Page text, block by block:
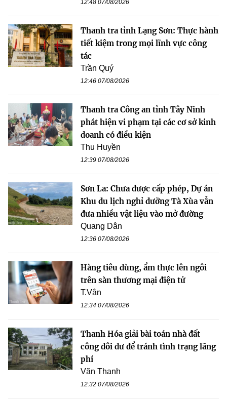
12:48 07/08/2026
Thanh tra tỉnh Lạng Sơn: Thực hành
tiết kiệm trong mọi lĩnh vực công
tác
Trần Quý
12:46 07/08/2026
Thanh tra Công an tỉnh Tây Ninh
phát hiện vi phạm tại các cơ sở kinh
doanh có điều kiện
Thu Huyền
12:39 07/08/2026
Sơn La: Chưa được cấp phép, Dự án
Khu du lịch nghỉ dưỡng Tà Xùa vẫn
đưa nhiều vật liệu vào mở đường
Quang Dân
12:36 07/08/2026
Hàng tiêu dùng, ẩm thực lên ngôi
trên sàn thương mại điện tử
T.Vân
12:34 07/08/2026
Thanh Hóa giải bài toán nhà đất
công dôi dư để tránh tình trạng lãng
phí
Văn Thanh
12:32 07/08/2026